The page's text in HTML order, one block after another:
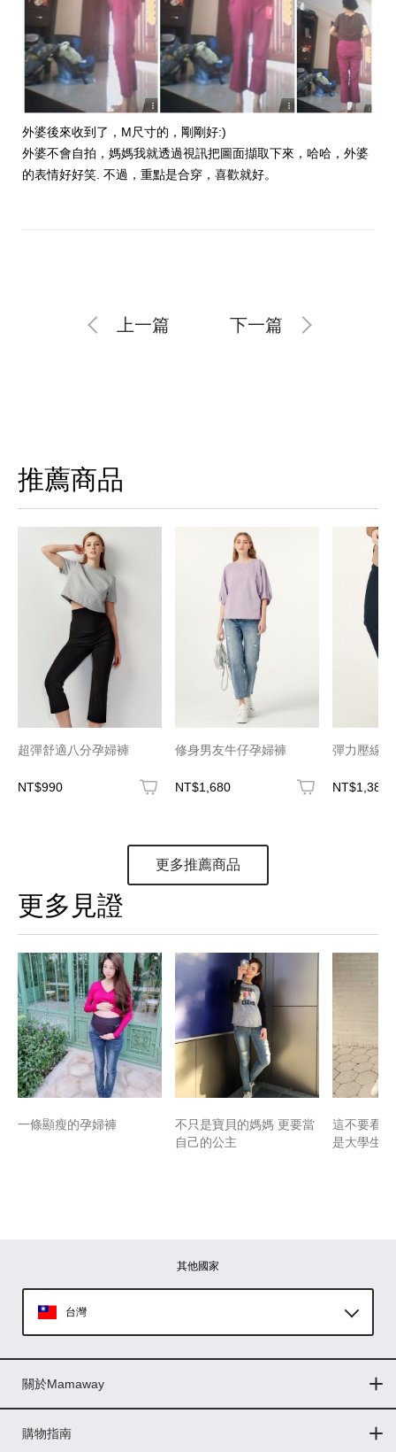
外婆後來收到了 ，M尺寸的，剛剛好:)
外婆不會自拍，媽媽我就透過視訊把圖面擷取下來，哈哈，外婆
的表情好好笑. 不過，重點是合穿，喜歡就好。
上一篇 下一篇
推薦商品
超彈舒適八分孕婦褲
NT$990
修身男友牛仔孕婦褲
NT$1,680
彈力壓線
NT$1,380
更多推薦商品
更多見證
一條顯瘦的孕婦褲
不只是寶貝的媽媽 更要當
自己的公主
這不要看
是大學生
其他國家
台灣
印尼
關於Mamaway
門市據點
最新消息
品牌故事
人力招募
媒體花絮
隱私權聲明
CSR企業社會責任
購物指南